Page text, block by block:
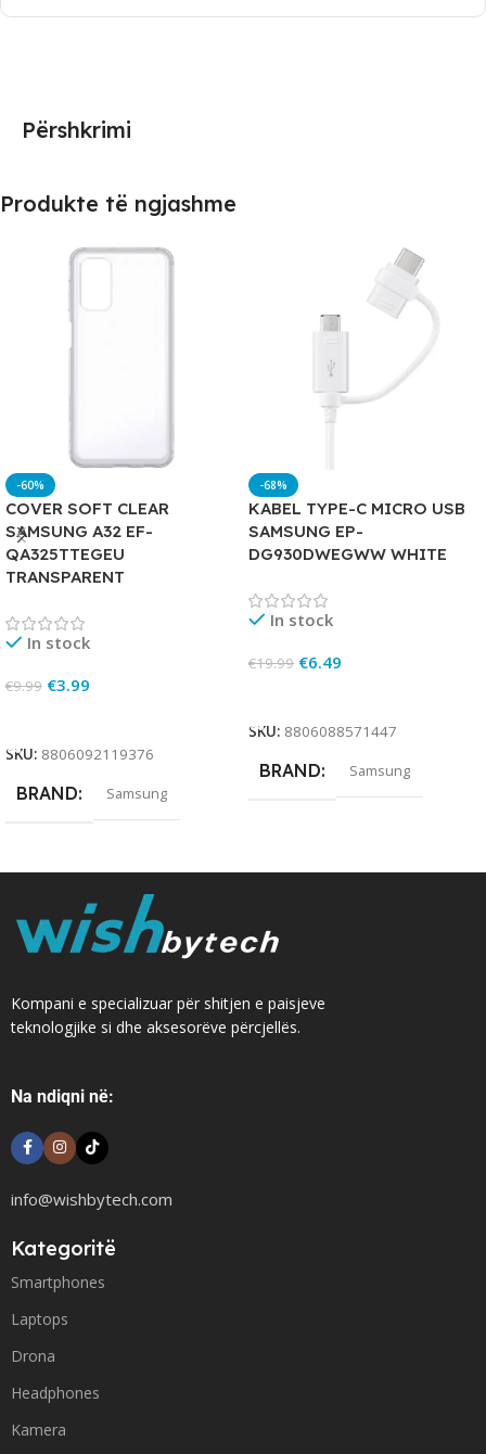
Përshkrimi
Produkte të ngjashme
-60%
COVER SOFT CLEAR
SAMSUNG A32 EF-
QA325TTEGEU
TRANSPARENT
In stock
€9.99 €3.99
SKU: 8806092119376
BRAND Samsung
-68%
KABEL TYPE-C MICRO USB
SAMSUNG EP-
DG930DWEGWW WHITE
In stock
€19.99 €6.49
SKU: 8806088571447
BRAND Samsung
Kompani e specializuar për shitjen e paisjeve
teknologjike si dhe aksesorëve përcjellës.
Na ndiqni në:
info@wishbytech.com
Kategoritë
Smartphones
Laptops
Drona
Headphones
Kamera